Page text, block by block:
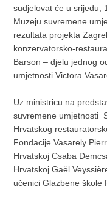
sudjelovat će u srijedu,
Muzeju suvremene
rezultata projekta
konzervatorsko-
Barson – djelu jednog
umjetnosti Victora
Uz ministricu na
suvremene umjetnosti
Hrvatskog
Fondacije Vasarely
Hrvatskoj Csaba
Hrvatskoj Gaël
učenici Glazbene škole